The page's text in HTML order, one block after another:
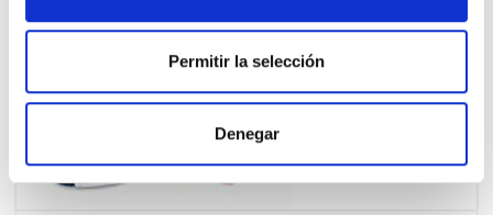
Permitir la selección
Denegar